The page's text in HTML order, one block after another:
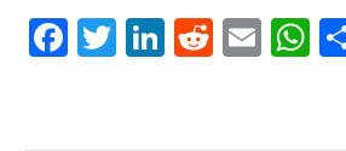
Facebook
Twitter
LinkedIn
Reddit